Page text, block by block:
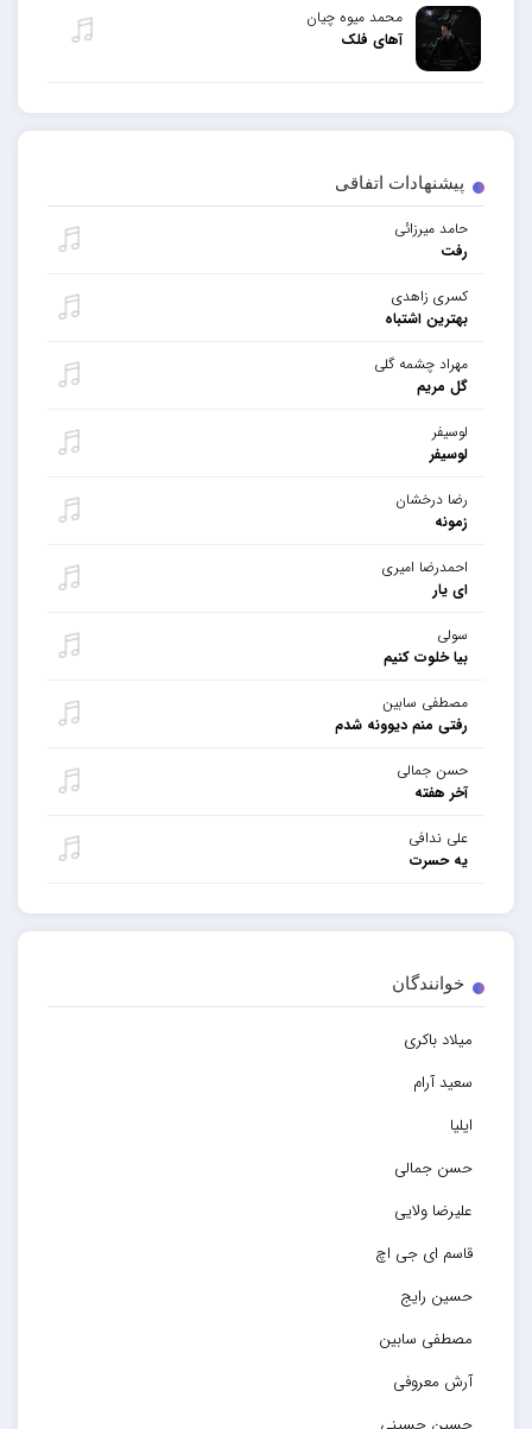
پیشنهادات اتفاقی
حامد میرزائی
رفت
کسری زاهدی
بهترین اشتباه
مهراد چشمه گلی
گل مریم
لوسیفر
لوسیفر
رضا درخشان
زمونه
احمدرضا امیری
ای یار
سولی
بیا خلوت کنیم
مصطفی سابین
رفتی منم دیوونه شدم
حسن جمالی
آخر هفته
علی ندافی
یه حسرت
خوانندگان
میلاد باکری
سعید آرام
ایلیا
حسن جمالی
علیرضا ولایی
قاسم ای جی اچ
حسین رایج
مصطفی سابین
آرش معروفی
محمد میوه چیان
آهای فلک